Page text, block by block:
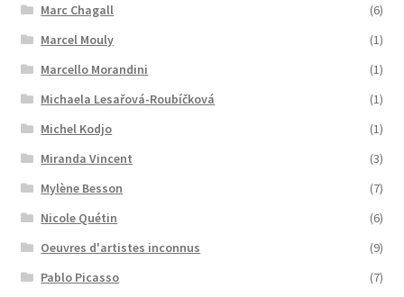
Marc Chagall
(6)
Marcel Mouly
(1)
Marcello Morandini
(1)
Michaela Lesařová-Roubíčková
(1)
Michel Kodjo
(1)
Miranda Vincent
(3)
Mylène Besson
(7)
Nicole Quétin
(6)
Oeuvres d'artistes inconnus
(9)
Pablo Picasso
(7)